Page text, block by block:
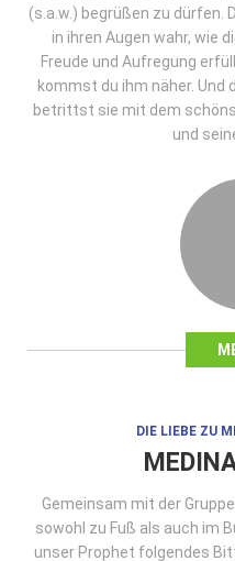
(s.a.w.) begrüßen zu dürfen.
in ihren Augen wahr, wie
Freude und Aufregung
kommst du ihm näher. Und
betrittst sie mit dem
und
DIE LIEBE ZU
Gemeinsam mit der
sowohl zu Fuß als auch im
unser Prophet folgendes